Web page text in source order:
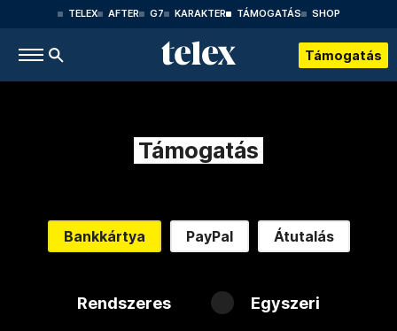
TELEX AFTER G7 KARAKTER TÁMOGATÁS SHOP
Támogatás
Támogatás
Bankkártya PayPal Átutalás
Rendszeres Egyszeri